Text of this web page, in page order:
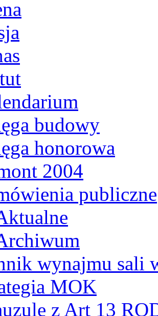
budowy
honorowa
2004
publiczne
wynajmu sali
MOK
z Art 13